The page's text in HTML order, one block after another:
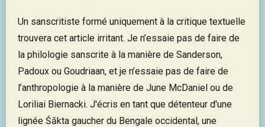
Un sanscritiste formé uniquement à la critique textuelle
trouvera cet article irritant. Je n’essaie pas de faire de
la philologie sanscrite à la manière de Sanderson,
Padoux ou Goudriaan, et je n’essaie pas de faire de
l’anthropologie à la manière de June McDaniel ou de
Loriliai Biernacki. J'écris en tant que détenteur d'une
lignée Śākta gaucher du Bengale occidental, une